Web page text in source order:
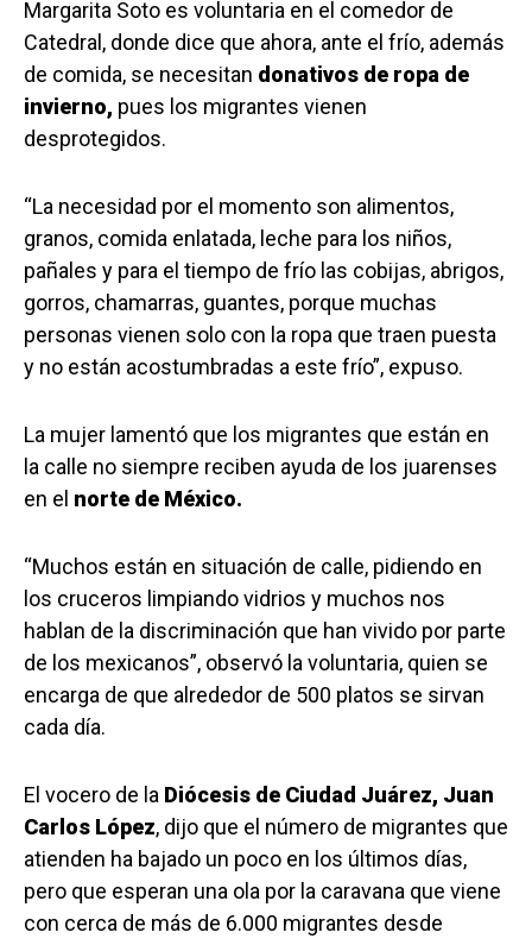
Margarita Soto es voluntaria en el comedor de
Catedral, donde dice que ahora, ante el frío, además
de comida, se necesitan donativos de ropa de
invierno, pues los migrantes vienen
desprotegidos.
“La necesidad por el momento son alimentos,
granos, comida enlatada, leche para los niños,
pañales y para el tiempo de frío las cobijas, abrigos,
gorros, chamarras, guantes, porque muchas
personas vienen solo con la ropa que traen puesta
y no están acostumbradas a este frío”, expuso.
La mujer lamentó que los migrantes que están en
la calle no siempre reciben ayuda de los juarenses
en el norte de México.
“Muchos están en situación de calle, pidiendo en
los cruceros limpiando vidrios y muchos nos
hablan de la discriminación que han vivido por parte
de los mexicanos”, observó la voluntaria, quien se
encarga de que alrededor de 500 platos se sirvan
cada día.
El vocero de la Diócesis de Ciudad Juárez, Juan
Carlos López, dijo que el número de migrantes que
atienden ha bajado un poco en los últimos días,
pero que esperan una ola por la caravana que viene
con cerca de más de 6.000 migrantes desde